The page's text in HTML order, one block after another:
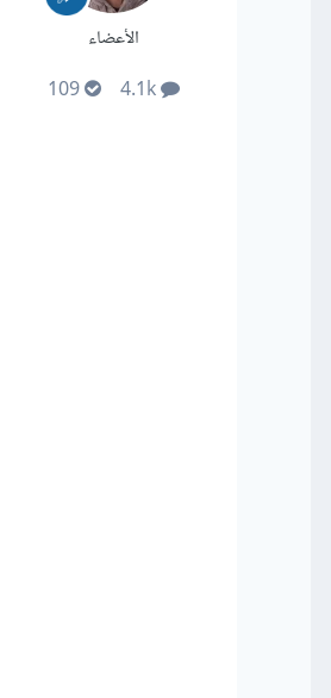
الأعضاء
4.1k
109